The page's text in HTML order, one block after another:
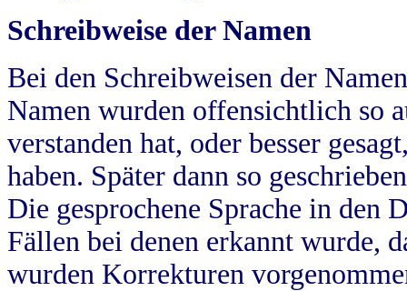
Schreibweise der Namen
Bei den Schreibweisen der
Namen wurden offensichtlich so
verstanden hat, oder besser
haben. Später dann so
Die gesprochene Sprache in
Fällen bei denen erkannt wurde,
wurden Korrekturen